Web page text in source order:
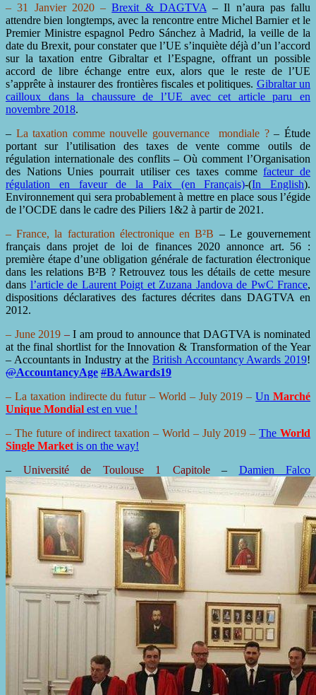
– 31 Janvier 2020 – Brexit & DAGTVA – Il n’aura pas fallu
attendre bien longtemps, avec la rencontre entre Michel Barnier et le
Premier Ministre espagnol Pedro Sánchez à Madrid, la veille de la
date du Brexit, pour constater que l’UE s’inquiète déjà d’un l’accord
sur la taxation entre Gibraltar et l’Espagne, offrant un possible
accord de libre échange entre eux, alors que le reste de l’UE
s’apprête à instaurer des frontières fiscales et politiques. Gibraltar un
cailloux dans la chaussure de l’UE avec cet article paru en
novembre 2018.
– La taxation comme nouvelle gouvernance mondiale ?– Étude
portant sur l’utilisation des taxes de vente comme outils de
régulation internationale des conflits – Où comment l’Organisation
des Nations Unies pourrait utiliser ces taxes commefacteur de
régulation en faveur de la Paix (en Français)-(In English).
Environnement qui sera probablement à mettre en place sous l’égide
de l’OCDE dans le cadre des Piliers 1&2 à partir de 2021.
– France, la facturation électronique en B²B – Le gouvernement
français dans projet de loi de finances 2020 annonce art. 56 :
première étape d’une obligation générale de facturation électronique
dans les relations B²B ? Retrouvez tous les détails de cette mesure
dans l’article de Laurent Poigt et Zuzana Jandova de PwC France,
dispositions déclaratives des factures décrites dans DAGTVA en
2012.
– June 2019 –I am proud to announce that DAGTVA is nominated
at the final shortlist for the Innovation & Transformation of the Year
– Accountants in Industry at the British Accountancy Awards 2019!
@AccountancyAge #BAAwards19
– La taxation indirecte du futur – World – July 2019 – Un Marché
Unique Mondial est en vue !
– The future of indirect taxation – World – July 2019 – TheWorld
Single Market is on the way!
– Université de Toulouse 1 Capitole – Damien Falco